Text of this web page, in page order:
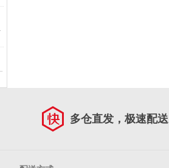
多仓直发，极速配送